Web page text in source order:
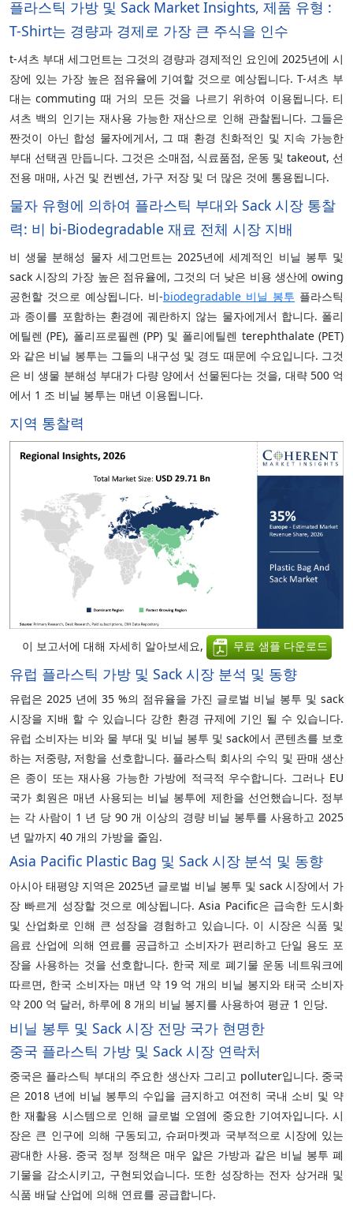
플라스틱 가방 및 Sack Market Insights, 제품 유형 :
T-Shirt는 경량과 경제로 가장 큰 주식을 인수
t-셔츠 부대 세그먼트는 그것의 경량과 경제적인 요인에 2025년에 시
장에 있는 가장 높은 점유율에 기여할 것으로 예상됩니다. T-셔츠 부
대는 commuting 때 거의 모든 것을 나르기 위하여 이용됩니다. 티
셔츠 백의 인기는 재사용 가능한 재산으로 인해 관찰됩니다. 그들은
짠것이 아닌 합성 물자에게서, 그 때 환경 친화적인 및 지속 가능한
부대 선택권 만듭니다. 그것은 소매점, 식료품점, 운동 및 takeout, 선
전용 매매, 사건 및 컨벤션, 가구 저장 및 더 많은 것에 통용됩니다.
물자 유형에 의하여 플라스틱 부대와 Sack 시장 통찰
력: 비 bi-Biodegradable 재료 전체 시장 지배
비 생물 분해성 물자 세그먼트는 2025년에 세계적인 비닐 봉투 및
sack 시장의 가장 높은 점유율에, 그것의 더 낮은 비용 생산에 owing
공헌할 것으로 예상됩니다. 비-biodegradable 비닐 봉투 플라스틱
과 종이를 포함하는 환경에 궤란하지 않는 물자에게서 합니다. 폴리
에틸렌 (PE), 폴리프로필렌 (PP) 및 폴리에틸렌 terephthalate (PET)
와 같은 비닐 봉투는 그들의 내구성 및 경도 때문에 수요입니다. 그것
은 비 생물 분해성 부대가 다량 양에서 선물된다는 것을, 대략 500 억
에서 1 조 비닐 봉투는 매년 이용됩니다.
지역 통찰력
이 보고서에 대해 자세히 알아보세요, 무료 샘플 다운로드
유럽 플라스틱 가방 및 Sack 시장 분석 및 동향
유럽은 2025 년에 35 %의 점유율을 가진 글로벌 비닐 봉투 및 sack
시장을 지배 할 수 있습니다 강한 환경 규제에 기인 될 수 있습니다.
유럽 소비자는 비와 물 부대 및 비닐 봉투 및 sack에서 콘텐츠를 보호
하는 저중량, 저항을 선호합니다. 플라스틱 회사의 수익 및 판매 생산
은 종이 또는 재사용 가능한 가방에 적극적 우수합니다. 그러나 EU
국가 회원은 매년 사용되는 비닐 봉투에 제한을 선언했습니다. 정부
는 각 사람이 1 년 당 90 개 이상의 경량 비닐 봉투를 사용하고 2025
년 말까지 40 개의 가방을 줄임.
Asia Pacific Plastic Bag 및 Sack 시장 분석 및 동향
아시아 태평양 지역은 2025년 글로벌 비닐 봉투 및 sack 시장에서 가
장 빠르게 성장할 것으로 예상됩니다. Asia Pacific은 급속한 도시화
및 산업화로 인해 큰 성장을 경험하고 있습니다. 이 시장은 식품 및
음료 산업에 의해 연료를 공급하고 소비자가 편리하고 단일 용도 포
장을 사용하는 것을 선호합니다. 한국 제로 폐기물 운동 네트워크에
따르면, 한국 소비자는 매년 약 19 억 개의 비닐 봉지와 태국 소비자
약 200 억 달러, 하루에 8 개의 비닐 봉지를 사용하여 평균 1 인당.
비닐 봉투 및 Sack 시장 전망 국가 현명한
중국 플라스틱 가방 및 Sack 시장 연락처
중국은 플라스틱 부대의 주요한 생산자 그리고 polluter입니다. 중국
은 2018 년에 비닐 봉투의 수입을 금지하고 여전히 국내 소비 및 약
한 재활용 시스템으로 인해 글로벌 오염에 중요한 기여자입니다. 시
장은 큰 인구에 의해 구동되고, 슈퍼마켓과 국부적으로 시장에 있는
광대한 사용. 중국 정부 정책은 매우 얇은 가방과 같은 비닐 봉투 폐
기물을 감소시키고, 구현되었습니다. 또한 성장하는 전자 상거래 및
식품 배달 산업에 의해 연료를 공급합니다.